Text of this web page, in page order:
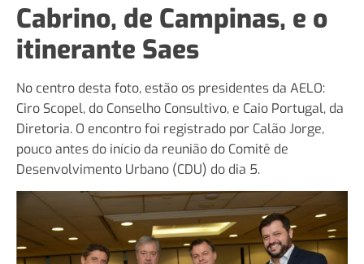
Cabrino, de Campinas, e o
itinerante Saes
No centro desta foto, estão os presidentes da AELO:
Ciro Scopel, do Conselho Consultivo, e Caio Portugal, da
Diretoria. O encontro foi registrado por Calão Jorge,
pouco antes do início da reunião do Comitê de
Desenvolvimento Urbano (CDU) do dia 5.